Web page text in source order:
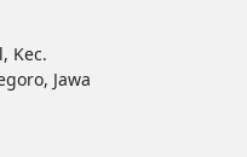
Kec.
Jawa